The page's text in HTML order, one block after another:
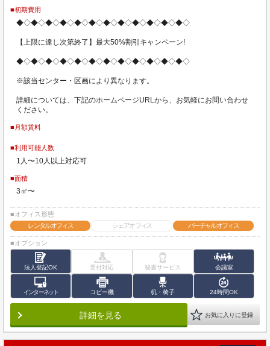
■初期費用
◆◇◆◇◆◇◆◇◆◇◆◇◆◇◆◇◆◇◆◇◆◇◆◇
【上限に達し次第終了】最大50%割引キャンペーン!
◆◇◆◇◆◇◆◇◆◇◆◇◆◇◆◇◆◇◆◇◆◇◆◇
※該当センター・区画により異なります。
詳細については、下記のホームページURLから、お気軽にお問い合わせ
ください。
■月額賃料
■利用可能人数
1人〜10人以上対応可
■面積
3㎡〜
■オフィス形態
レンタルオフィス
シェアオフィス バーチャルオフィス
■オプション
法人登記OK 受付対応 秘書サービス 会議室
インターネット コピー機 机・椅子 24時間OK
詳細を見る お気に入りに登録